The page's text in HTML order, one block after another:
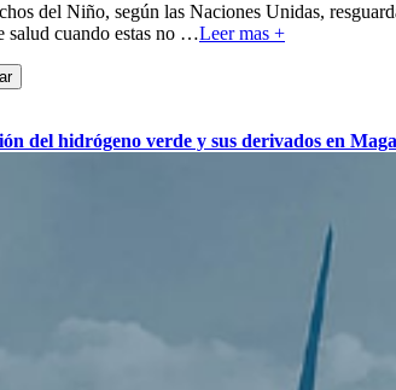
del Niño, según las Naciones Unidas,
salud cuando estas no …Leer mas +
hidrógeno verde y sus derivados en